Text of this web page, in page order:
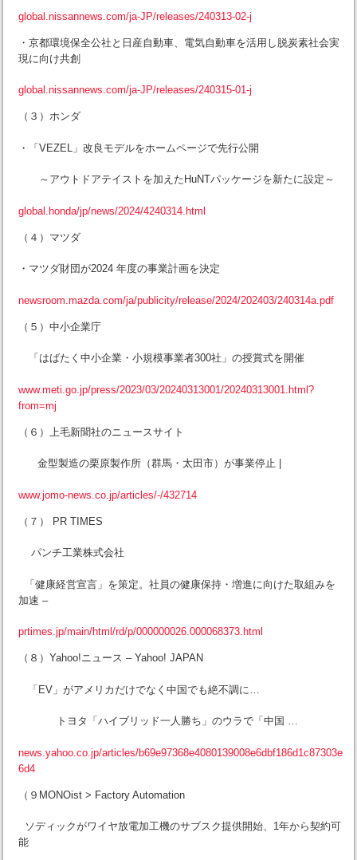
global.nissannews.com/ja-JP/releases/240313-02-j
・京都環境保全公社と日産自動車、電気自動車を活用し脱炭素社会実
現に向け共創
global.nissannews.com/ja-JP/releases/240315-01-j
（３）ホンダ
・「VEZEL」改良モデルをホームページで先行公開
～アウトドアテイストを加えたHuNTパッケージを新たに設定～
global.honda/jp/news/2024/4240314.html
（４）マツダ
・マツダ財団が2024 年度の事業計画を決定
newsroom.mazda.com/ja/publicity/release/2024/202403/240314a.pdf
（５）中小企業庁
「はばたく中小企業・小規模事業者300社」の授賞式を開催
www.meti.go.jp/press/2023/03/20240313001/20240313001.html?
from=mj
（６）上毛新聞社のニュースサイト
金型製造の栗原製作所（群馬・太田市）が事業停止 |
www.jomo-news.co.jp/articles/-/432714
（７） PR TIMES
パンチ工業株式会社
「健康経営宣言」を策定。社員の健康保持・増進に向けた取組みを
加速 –
prtimes.jp/main/html/rd/p/000000026.000068373.html
（８）Yahoo!ニュース – Yahoo! JAPAN
「EV」がアメリカだけでなく中国でも絶不調に…
トヨタ「ハイブリッド一人勝ち」のウラで「中国 …
news.yahoo.co.jp/articles/b69e97368e4080139008e6dbf186d1c87303e
6d4
（９MONOist > Factory Automation
ソディックがワイヤ放電加工機のサブスク提供開始、1年から契約可
能